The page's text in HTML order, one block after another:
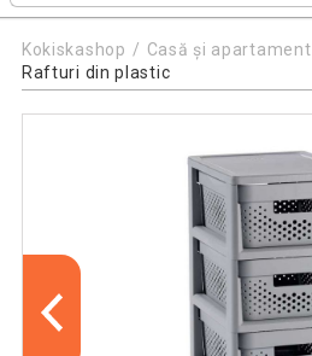
Kokiskashop Casă și apartament
Rafturi din plastic